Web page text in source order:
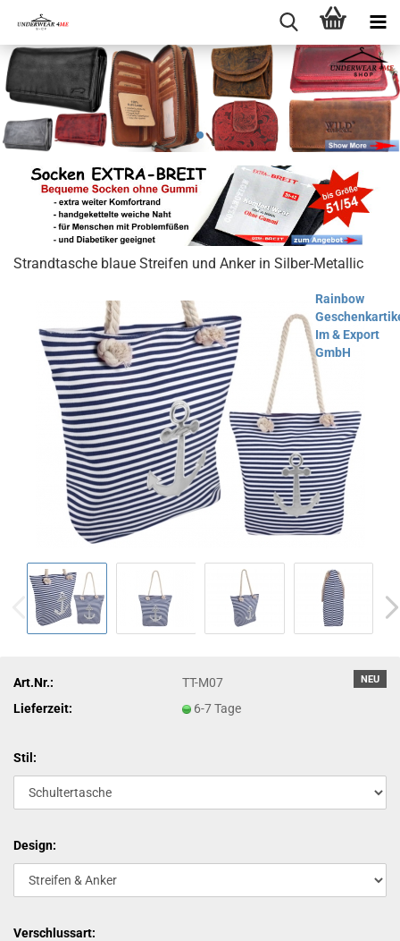
Strandtasche blaue Streifen und Anker in Silber-Metallic
Rainbow
Im & Export
GmbH
NEU
Art.Nr.:
TT-M07
Lieferzeit:
6-7 Tage
Stil:
Design:
Verschlussart: